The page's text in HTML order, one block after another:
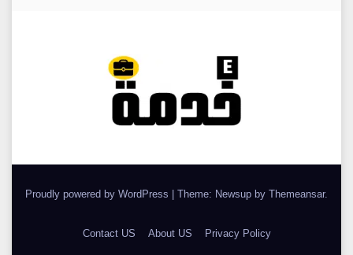
Proudly powered by WordPress Theme: Newsup by Themeansar.
Contact US About US Privacy Policy